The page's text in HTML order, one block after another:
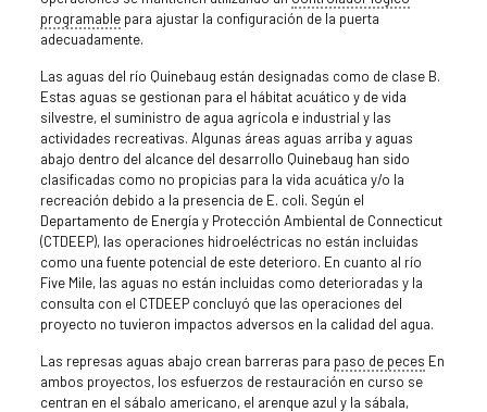
programablepara ajustar la configuración de la puerta
adecuadamente.
Las aguas del río Quinebaug están designadas como de clase B.
Estas aguas se gestionan para el hábitat acuático y de vida
silvestre, el suministro de agua agrícola e industrial y las
actividades recreativas. Algunas áreas aguas arriba y aguas
abajo dentro del alcance del desarrollo Quinebaug han sido
clasificadas como no propicias para la vida acuática y/o la
recreación debido a la presencia de E. coli. Según el
Departamento de Energía y Protección Ambiental de Connecticut
(CTDEEP), las operaciones hidroeléctricas no están incluidas
como una fuente potencial de este deterioro. En cuanto al río
Five Mile, las aguas no están incluidas como deterioradas y la
consulta con el CTDEEP concluyó que las operaciones del
proyecto no tuvieron impactos adversos en la calidad del agua.
Las represas aguas abajo crean barreras para paso de peces En
ambos proyectos, los esfuerzos de restauración en curso se
centran en el sábalo americano, el arenque azul y la sábala,